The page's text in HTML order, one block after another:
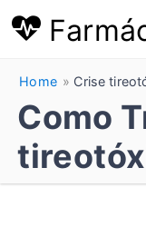
Home Crise
Como